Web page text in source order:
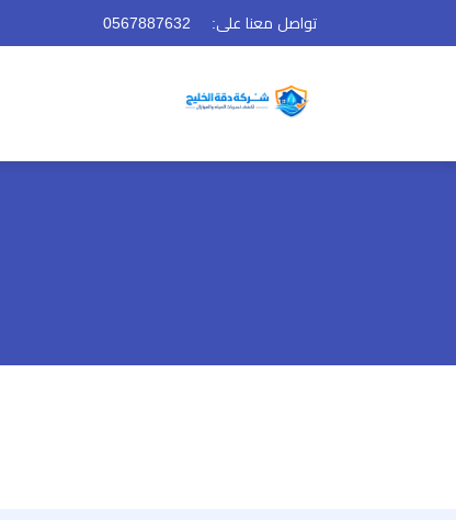
تواصل معنا على: 0567887632